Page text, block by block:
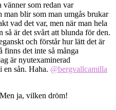
vänner som redan var
blir som man umgås brukar
vad det var, men när man hela
är det svårt att blunda för den.
och förstår hur lätt det är
finns det inte så många
är nyutexaminerad
en sån. Haha. @bergvallcamilla
Men ja, vilken dröm!